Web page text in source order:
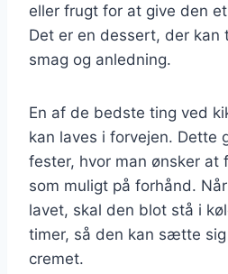
eller frugt for at give den
Det er en dessert, der kan
smag og anledning.
En af de bedste ting ved
kan laves i forvejen. Dette
fester, hvor man ønsker at
som muligt på forhånd.
lavet, skal den blot stå i
timer, så den kan sætte
cremet.